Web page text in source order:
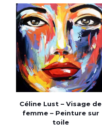
Céline Lust – Visage de
femme – Peinture sur
toile